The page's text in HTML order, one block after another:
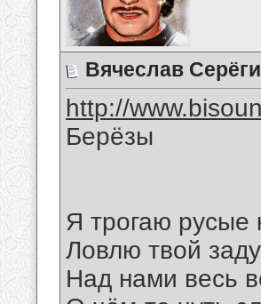
Вячеслав
http://
Берёзы
Я трогаю русые
Ловлю твой
Над нами весь